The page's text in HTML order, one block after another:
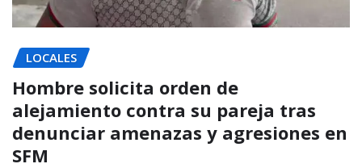
LOCALES
Hombre solicita orden de
alejamiento contra su pareja tras
denunciar amenazas y agresiones en
SFM